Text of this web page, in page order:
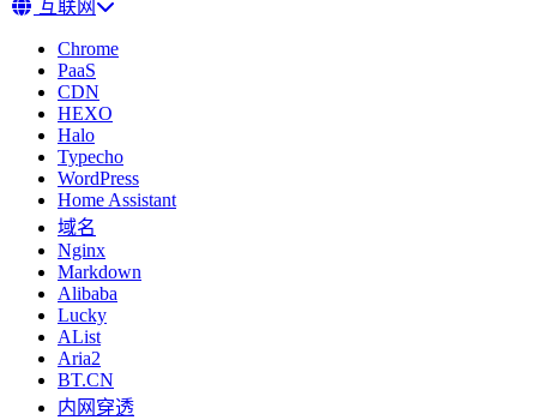
互联网
Chrome
PaaS
CDN
HEXO
Halo
Typecho
WordPress
Home Assistant
域名
Nginx
Markdown
Alibaba
Lucky
AList
Aria2
BT.CN
内网穿透